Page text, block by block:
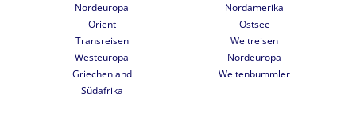
Nordeuropa
Nordamerika
Orient
Ostsee
Transreisen
Weltreisen
Westeuropa
Nordeuropa
Griechenland
Weltenbummler
Südafrika